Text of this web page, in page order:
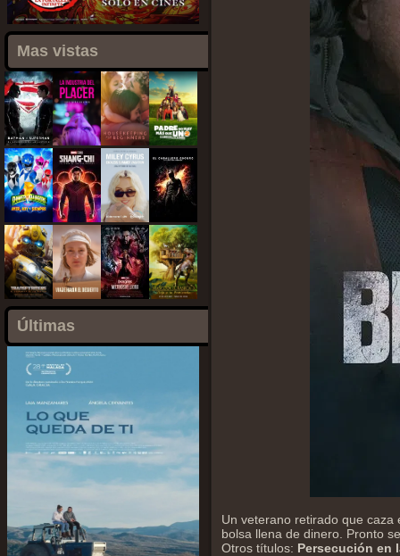
Mas vistas
Últimas
Un veterano retirado que
bolsa llena de dinero. Pronto
Otros títulos: Persecución en